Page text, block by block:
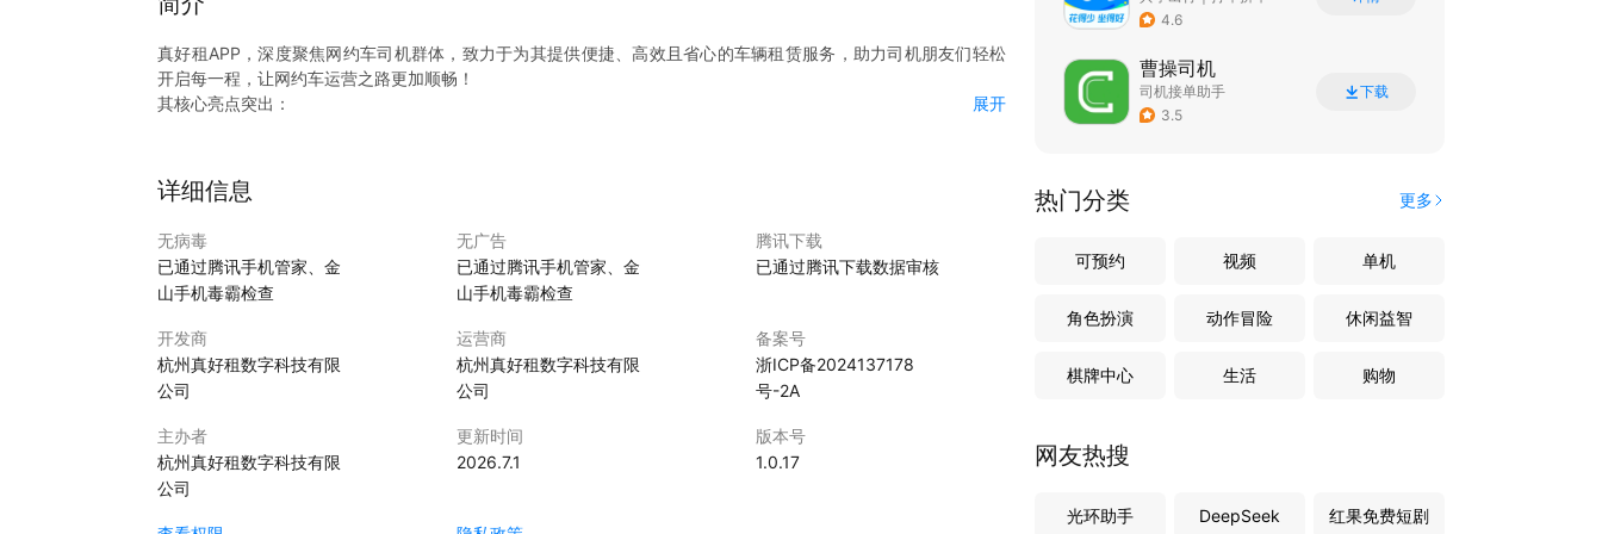
真好租APP，深度聚焦网约车司机群体，致力于为其提供便捷、高效且省心的车辆租赁服务，助力司机朋友们轻松
开启每一程，让网约车运营之路更加顺畅！
其核心亮点突出：
【价格至优】 租车性价比之王，仅 99 元/天起租，还可按天灵活计费。低成本投入，为您的运营资金减压，实惠触
手可及。
【免押无忧】 信用良好者尽享押金减免特权，恰似为您的创业之旅减负松绑，资金压力荡然无存。
【透明消费】 收费项目毫无隐匿，笔笔明细清晰透明，让您的租车决策心中有谱，毫无顾虑。
【车型丰富】 国民车型经济实用，中级轿车舒适宽适，新能源网约车主流车型完备齐整，精准匹配您的多元租车需
求，任您驰骋。
【会员成长】设司机会员体系，依多维度数据评定，升级即享租金优惠、优先选车、增值福利等，激励成长共发
展。
在网约车运营中，真好租APP优势明显，是司机的理想选择。它能助司机告别用车困扰，在行业中畅行无忧。
赶快下载真好租APP，体验便捷、贴心、专业的租车服务，开启省心省力省钱的运营模式。
展开
详细信息
无病毒
已通过腾讯手机管家、金
山手机毒霸检查
无广告
已通过腾讯手机管家、金
山手机毒霸检查
腾讯下载
已通过腾讯下载数据审核
开发商
杭州真好租数字科技有限
公司
运营商
杭州真好租数字科技有限
公司
备案号
浙ICP备2024137178
号-2A
主办者
杭州真好租数字科技有限
公司
更新时间
2026.7.1
版本号
1.0.17
4.6
曹操司机
司机接单助手
3.5
下载
热门分类 更多
可预约 视频 单机
角色扮演 动作冒险 休闲益智
棋牌中心 生活 购物
网友热搜
光环助手 DeepSeek 红果免费短剧